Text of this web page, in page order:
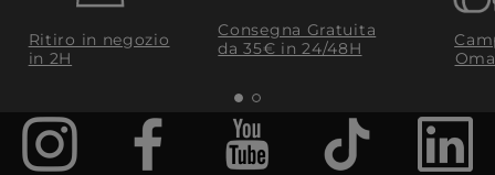
Ritiro in negozio
in 2H
Consegna Gratuita
da 35€​ in 24/48H